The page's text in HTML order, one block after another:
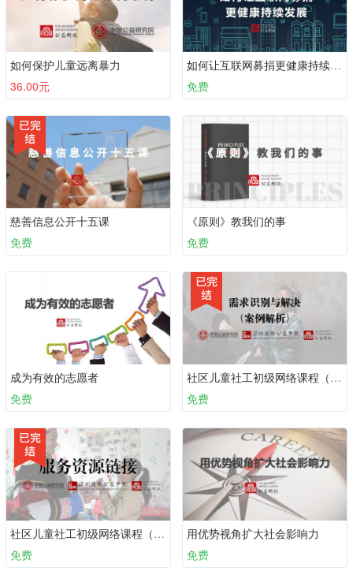
如何保护儿童远离暴力
36.00元
如何让互联网募捐更健康持续发展
免费
慈善信息公开十五课
免费
《原则》教我们的事
免费
成为有效的志愿者
免费
社区儿童社工初级网络课程（必备十课）：第十课 需求识别与解决 （案例解析）
免费
社区儿童社工初级网络课程（必备十课）：第九课 服务资源链接
免费
用优势视角扩大社会影响力
免费